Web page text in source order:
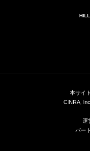
本サイ
CINRA,
運
パー